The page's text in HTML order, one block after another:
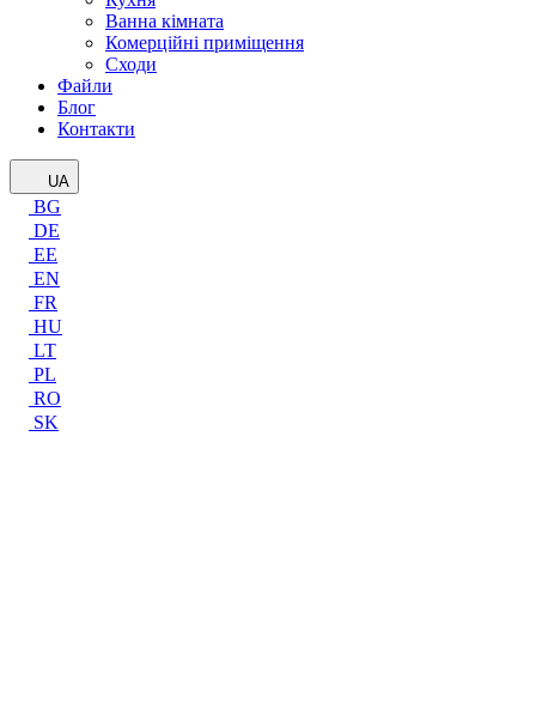
Ванна кімната
Комерційні приміщення
Сходи
Файли
Блог
Контакти
UA
BG
DE
EE
EN
FR
HU
LT
PL
RO
SK